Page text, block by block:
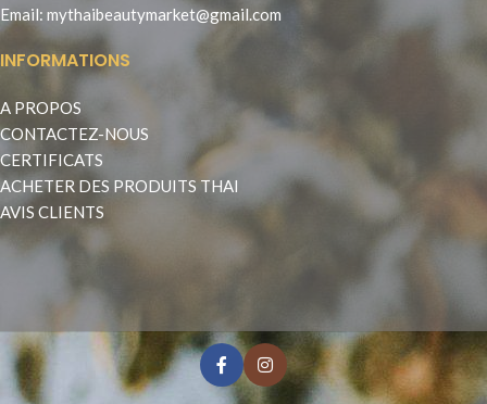
Email: mythaibeautymarket@gmail.com
INFORMATIONS
A PROPOS
CONTACTEZ-NOUS
CERTIFICATS
ACHETER DES PRODUITS THAI
AVIS CLIENTS